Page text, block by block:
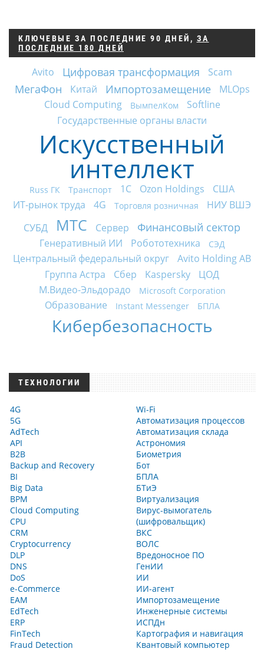
КЛЮЧЕВЫЕ ЗА ПОСЛЕДНИЕ 90 ДНЕЙ , ЗА
ПОСЛЕДНИЕ 180 ДНЕЙ
Avito Цифровая трансформация Scam
МегаФон Китай Импортозамещение
MLOps
Cloud Computing
ВымпелКом
Softline
Государственные органы власти
Искусственный
интеллект
Russ ГК Транспорт 1С Ozon Holdings
США
ИТ-рынок труда
4G Торговля розничная
НИУ ВШЭ
СУБД
МТС Сервер Финансовый сектор
Генеративный ИИ Робототехника СЭД
Центральный федеральный округ
Avito Holding AB
Группа Астра
Сбер Kaspersky
ЦОД
М.Видео-Эльдорадо
Microsoft Corporation
Образование Instant Messenger БПЛА
Кибербезопасность
ТЕХНОЛОГИИ
4G
5G
AdTech
API
B2B
Backup and Recovery
BI
Big Data
BPM
Cloud Computing
CPU
CRM
Cryptocurrency
DLP
DNS
DoS
e-Commerce
EAM
EdTech
ERP
FinTech
Fraud Detection
Wi-Fi
Автоматизация процессов
Автоматизация склада
Астрономия
Биометрия
Бот
БПЛА
БТиЭ
Виртуализация
Вирус-вымогатель
(шифровальщик)
ВКС
ВОЛС
Вредоносное ПО
ГенИИ
ИИ
ИИ-агент
Импортозамещение
Инженерные системы
ИСПДн
Картография и навигация
Квантовый компьютер